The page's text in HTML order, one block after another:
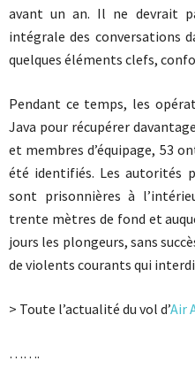
avant un an. Il ne devrait
intégrale des conversations
quelques éléments clefs,
Pendant ce temps, les
Java pour récupérer
et membres d’équipage, 53
été identifiés. Les autorités
sont prisonnières à
trente mètres de fond et
jours les plongeurs, sans
de violents courants qui
> Toute l’actualité du vol d’Air
…….